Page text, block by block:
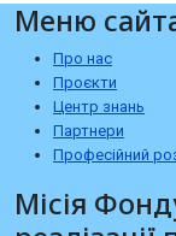
Меню
Про нас
Проєкти
Центр знань
Партнери
Професійний
Місія